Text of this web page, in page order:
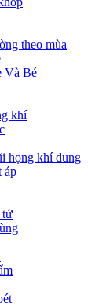
theo mùa
Và Bé
khí
họng khí dung
áp
tử